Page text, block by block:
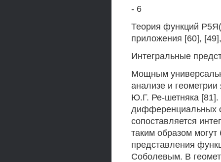
- 6
Теория функций
приложения [60],
Интегральные
Мощным
анализе и
Ю.Г. Ре-шетняка [81].
дифференциальных
сопоставляется
таким образом
представления
Соболевым. В